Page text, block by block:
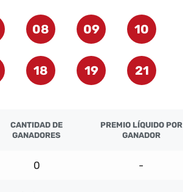
08 09 10
18 19 21
CANTIDAD DE
GANADORES
PREMIO LÍQUIDO POR
GANADOR
0 -